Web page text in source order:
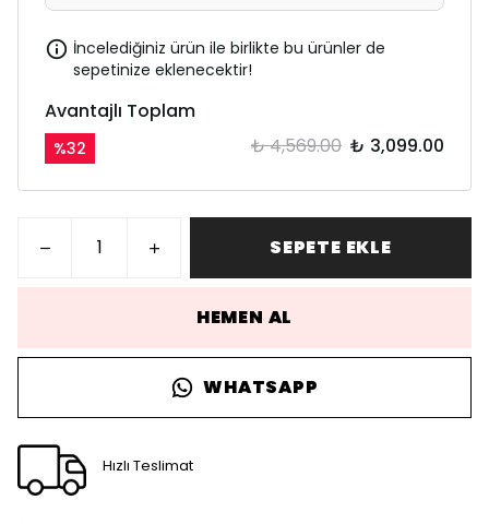
İncelediğiniz ürün ile birlikte bu ürünler de
sepetinize eklenecektir!
Avantajlı Toplam
%32 ₺ 4,569.00 ₺ 3,099.00
SEPETE EKLE
HEMEN AL
WHATSAPP
Hızlı Teslimat